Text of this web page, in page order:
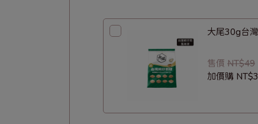
大尾30g台
售價 NT$49
加價購